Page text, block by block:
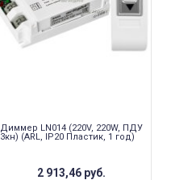
Диммер LN014 (220V, 220W, ПДУ
3кн) (ARL, IP20 Пластик, 1 год)
2 913,46 руб.